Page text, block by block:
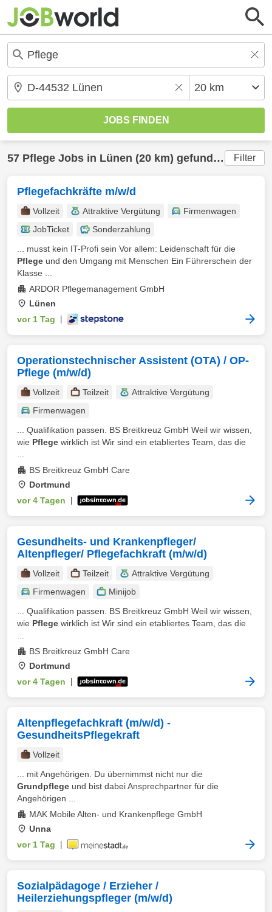
57 Pflege Jobs in Lünen (20 km) gefunden Filter
Pflegefachkräfte m/w/d
Vollzeit Attraktive Vergütung
Firmenwagen
JobTicket
Sonderzahlung
... musst kein IT-Profi sein Vor allem: Leidenschaft für die
Pflege und den Umgang mit Menschen Ein Führerschein der
Klasse ...
ARDOR Pflegemanagement GmbH
Lünen
vor 1 Tag
Operationstechnischer Assistent (OTA) / OP-
Pflege (m/w/d)
Vollzeit Teilzeit
Attraktive Vergütung
Firmenwagen
... Qualifikation passen. BS Breitkreuz GmbH Weil wir wissen,
wie Pflege wirklich ist Wir sind ein etabliertes Team, das die
BS Breitkreuz GmbH Care
Dortmund
vor 4 Tagen
Gesundheits- und Krankenpfleger/
Altenpfleger/ Pflegefachkraft (m/w/d)
Vollzeit Teilzeit
Attraktive Vergütung
Firmenwagen
Minijob
... Qualifikation passen. BS Breitkreuz GmbH Weil wir wissen,
wie Pflege wirklich ist Wir sind ein etabliertes Team, das die
BS Breitkreuz GmbH Care
Dortmund
vor 4 Tagen
Altenpflegefachkraft (m/w/d) -
GesundheitsPflegekraft
Vollzeit
... mit Angehörigen. Du übernimmst nicht nur die
Grundpflege und bist dabei Ansprechpartner für die
Angehörigen ...
MAK Mobile Alten- und Krankenpflege GmbH
Unna
vor 1 Tag
Sozialpädagoge / Erzieher /
Heilerziehungspfleger (m/w/d)